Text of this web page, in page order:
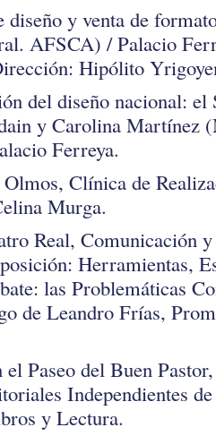
diseño y venta de
AFSCA) / Palacio
Hipólito
del diseño nacional:
y Carolina Martínez
Ferreya.
Olmos, Clínica de
Murga.
Real, Comunicación
Herramientas,
las Problemáticas
de Leandro Frías,
el Paseo del Buen
Independientes
y Lectura.